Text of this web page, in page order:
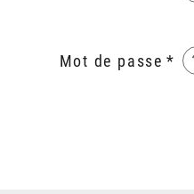
Mot de passe